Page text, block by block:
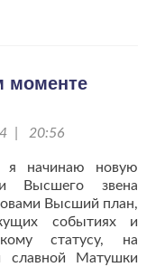
моменте
| 20:56
я начинаю новую
Высшего звена
Высший план,
событиях и
статусу, на
славной Матушки